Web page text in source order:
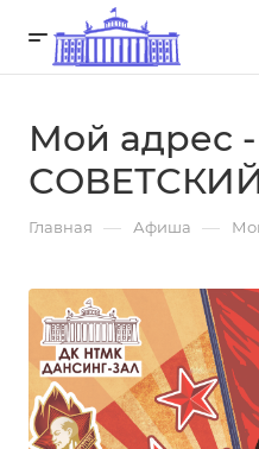
Мой адрес -
Главная — Афиша —